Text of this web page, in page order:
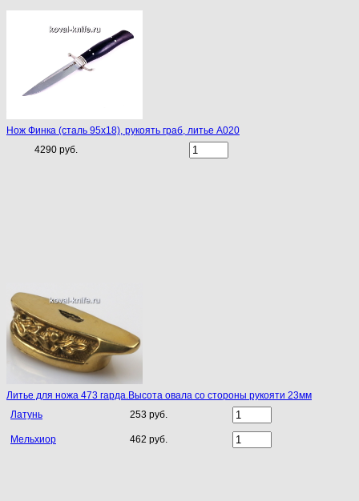
Нож Финка (сталь 95х18), рукоять граб, литье A020
4290 руб.
Литье для ножа 473 гарда.Высота овала со стороны рукояти 23мм
Латунь
253 руб.
Мельхиор 462 руб.